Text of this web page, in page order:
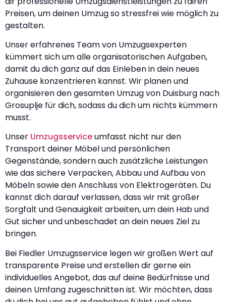
Preisen, um deinen Umzug so stressfrei wie möglich zu
gestalten.
Unser erfahrenes Team von Umzugsexperten
kümmert sich um alle organisatorischen Aufgaben,
damit du dich ganz auf das Einleben in dein neues
Zuhause konzentrieren kannst. Wir planen und
organisieren den gesamten Umzug von Duisburg nach
Grosuplje für dich, sodass du dich um nichts kümmern
musst.
Unser Umzugsserviceumfasst nicht nur den
Transport deiner Möbel und persönlichen
Gegenstände, sondern auch zusätzliche Leistungen
wie das sichere Verpacken, Abbau und Aufbau von
Möbeln sowie den Anschluss von Elektrogeräten. Du
kannst dich darauf verlassen, dass wir mit großer
Sorgfalt und Genauigkeit arbeiten, um dein Hab und
Gut sicher und unbeschadet an dein neues Ziel zu
bringen.
Bei Fiedler Umzugsservice legen wir großen Wert auf
transparente Preise und erstellen dir gerne ein
individuelles Angebot, das auf deine Bedürfnisse und
deinen Umfang zugeschnitten ist. Wir möchten, dass